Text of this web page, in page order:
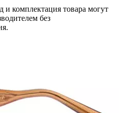
комплектация товара могут
без